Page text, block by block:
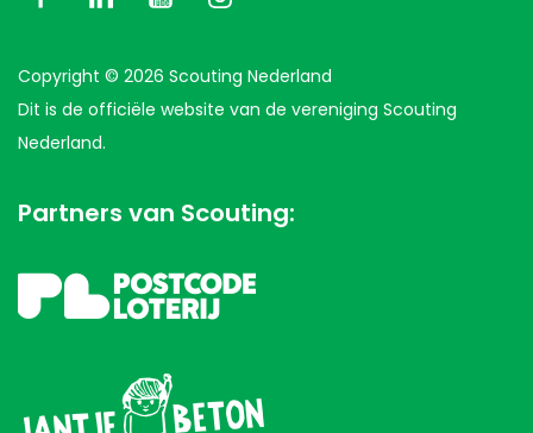
Copyright © 2026 Scouting Nederland
Dit is de officiële website van de vereniging Scouting
Nederland.
Partners van Scouting: